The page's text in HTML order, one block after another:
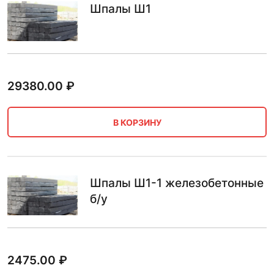
Шпалы Ш1
29380.00 ₽
В КОРЗИНУ
Шпалы Ш1-1 железобетонные
б/у
2475.00 ₽